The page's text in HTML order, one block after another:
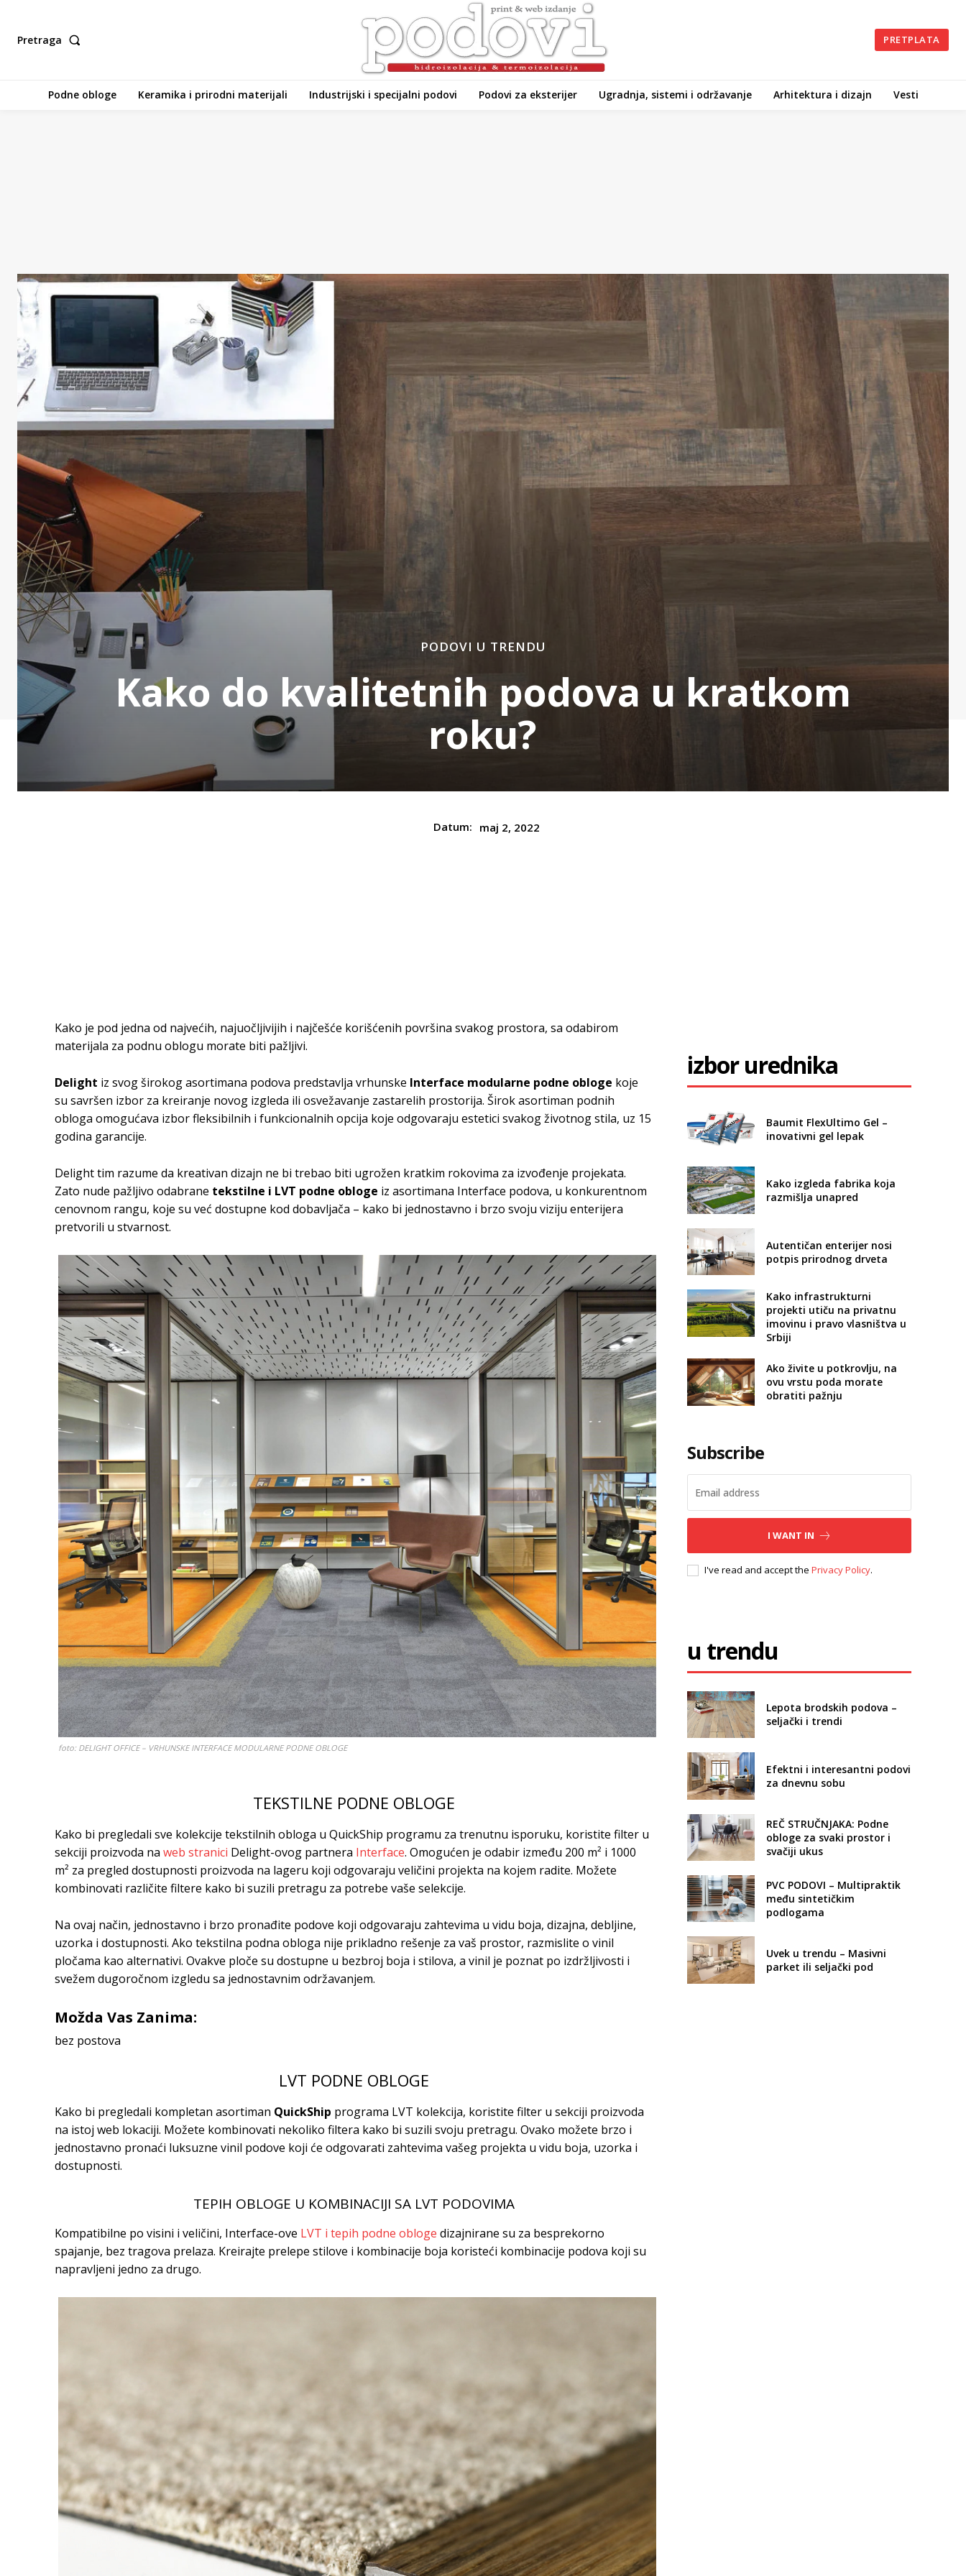
Pretraga PRETPLATA
Podne obloge Keramika i prirodni materijali Industrijski i specijalni podovi Podovi za eksterijer Ugradnja, sistemi i održavanje Arhitektura i dizajn Vesti
PODOVI U TRENDU
Kako do kvalitetnih podova u kratkom
roku?
Datum: maj 2, 2022
Kako je pod jedna od najvećih, najuočljivijih i najčešće korišćenih površina svakog prostora, sa odabirom
materijala za podnu oblogu morate biti pažljivi.
Delight iz svog širokog asortimana podova predstavlja vrhunske Interface modularne podne obloge koje
su savršen izbor za kreiranje novog izgleda ili osvežavanje zastarelih prostorija. Širok asortiman podnih
obloga omogućava izbor fleksibilnih i funkcionalnih opcija koje odgovaraju estetici svakog životnog stila, uz 15
godina garancije.
Delight tim razume da kreativan dizajn ne bi trebao biti ugrožen kratkim rokovima za izvođenje projekata.
Zato nude pažljivo odabrane tekstilne i LVT podne obloge iz asortimana Interface podova, u konkurentnom
cenovnom rangu, koje su već dostupne kod dobavljača – kako bi jednostavno i brzo svoju viziju enterijera
pretvorili u stvarnost.
foto: DELIGHT OFFICE – VRHUNSKE INTERFACE MODULARNE PODNE OBLOGE
TEKSTILNE PODNE OBLOGE
Kako bi pregledali sve kolekcije tekstilnih obloga u QuickShip programu za trenutnu isporuku, koristite filter u
sekciji proizvoda na web stranici Delight-ovog partnera Interface. Omogućen je odabir između 200 m² i 1000
m² za pregled dostupnosti proizvoda na lageru koji odgovaraju veličini projekta na kojem radite. Možete
kombinovati različite filtere kako bi suzili pretragu za potrebe vaše selekcije.
Na ovaj način, jednostavno i brzo pronađite podove koji odgovaraju zahtevima u vidu boja, dizajna, debljine,
uzorka i dostupnosti. Ako tekstilna podna obloga nije prikladno rešenje za vaš prostor, razmislite o vinil
pločama kao alternativi. Ovakve ploče su dostupne u bezbroj boja i stilova, a vinil je poznat po izdržljivosti i
svežem dugoročnom izgledu sa jednostavnim održavanjem.
Možda Vas Zanima:
bez postova
LVT PODNE OBLOGE
Kako bi pregledali kompletan asortiman QuickShip programa LVT kolekcija, koristite filter u sekciji proizvoda
na istoj web lokaciji. Možete kombinovati nekoliko filtera kako bi suzili svoju pretragu. Ovako možete brzo i
jednostavno pronaći luksuzne vinil podove koji će odgovarati zahtevima vašeg projekta u vidu boja, uzorka i
dostupnosti.
TEPIH OBLOGE U KOMBINACIJI SA LVT PODOVIMA
Kompatibilne po visini i veličini, Interface-ove LVT i tepih podne obloge dizajnirane su za besprekorno
spajanje, bez tragova prelaza. Kreirajte prelepe stilove i kombinacije boja koristeći kombinacije podova koji su
napravljeni jedno za drugo.
izbor urednika
Baumit FlexUltimo Gel –
inovativni gel lepak
Kako izgleda fabrika koja
razmišlja unapred
Autentičan enterijer nosi
potpis prirodnog drveta
Kako infrastrukturni
projekti utiču na privatnu
imovinu i pravo vlasništva u
Srbiji
Ako živite u potkrovlju, na
ovu vrstu poda morate
obratiti pažnju
Subscribe
I WANT IN
I've read and accept thePrivacy Policy.
u trendu
Lepota brodskih podova –
seljački i trendi
Efektni i interesantni podovi
za dnevnu sobu
REČ STRUČNJAKA: Podne
obloge za svaki prostor i
svačiji ukus
PVC PODOVI – Multipraktik
među sintetičkim
podlogama
Uvek u trendu – Masivni
parket ili seljački pod